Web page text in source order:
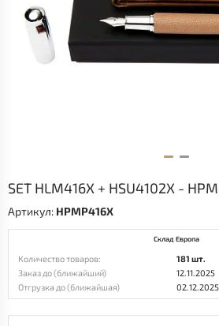
SET HLM416X + HSU4102X -
Артикул: HPMP416X
Склад Европа
Количество товаров:
181 шт.
Заказ до (ближайший)
12.11.2025
Отгрузка до (ближайшая)
02.12.2025